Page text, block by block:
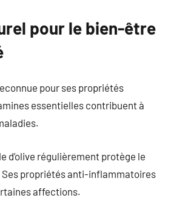
pour le bien-être
pour ses propriétés
essentielles contribuent à
d’olive régulièrement protège le
propriétés anti-inflammatoires
affections.